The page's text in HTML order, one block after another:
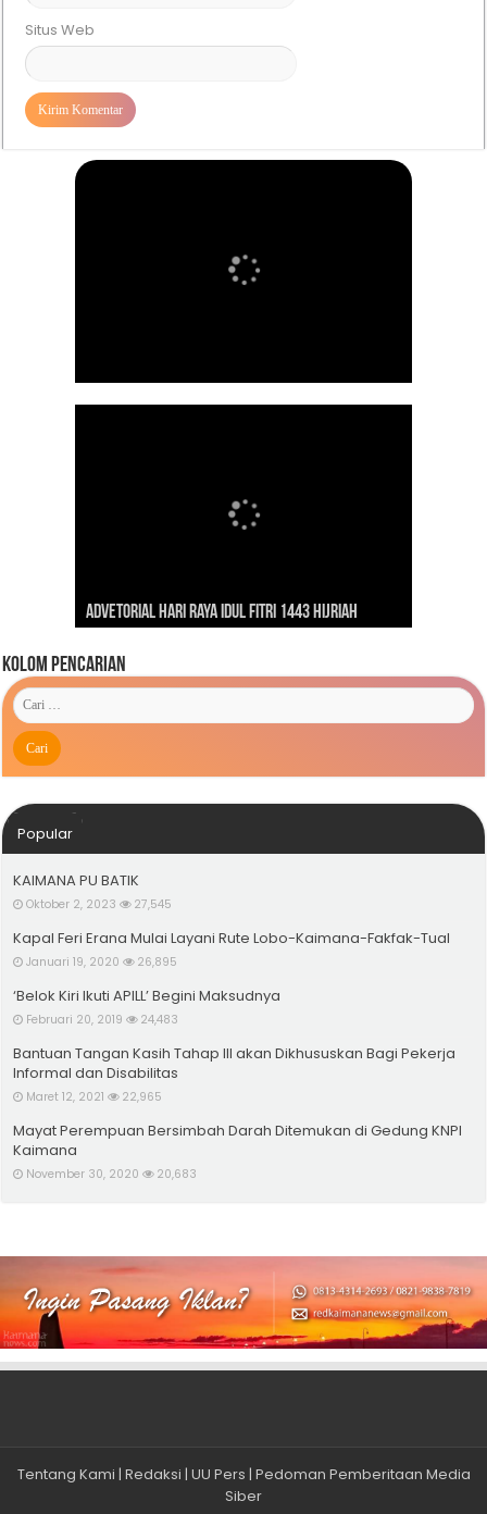
Situs Web
Lebih Kuat’
Advetorial Hari Raya Idul Fitri 1443 Hijriah
Tahun 2019
Kolom Pencarian
Popular
KAIMANA PU BATIK
Oktober 2, 2023 27,545
Kapal Feri Erana Mulai Layani Rute Lobo-Kaimana-Fakfak-Tual
Januari 19, 2020 26,895
‘Belok Kiri Ikuti APILL’ Begini Maksudnya
Februari 20, 2019 24,483
Bantuan Tangan Kasih Tahap III akan Dikhususkan Bagi Pekerja
Informal dan Disabilitas
Maret 12, 2021 22,965
Mayat Perempuan Bersimbah Darah Ditemukan di Gedung KNPI
Kaimana
November 30, 2020 20,683
Tentang Kami | Redaksi | UU Pers | Pedoman Pemberitaan Media
Siber